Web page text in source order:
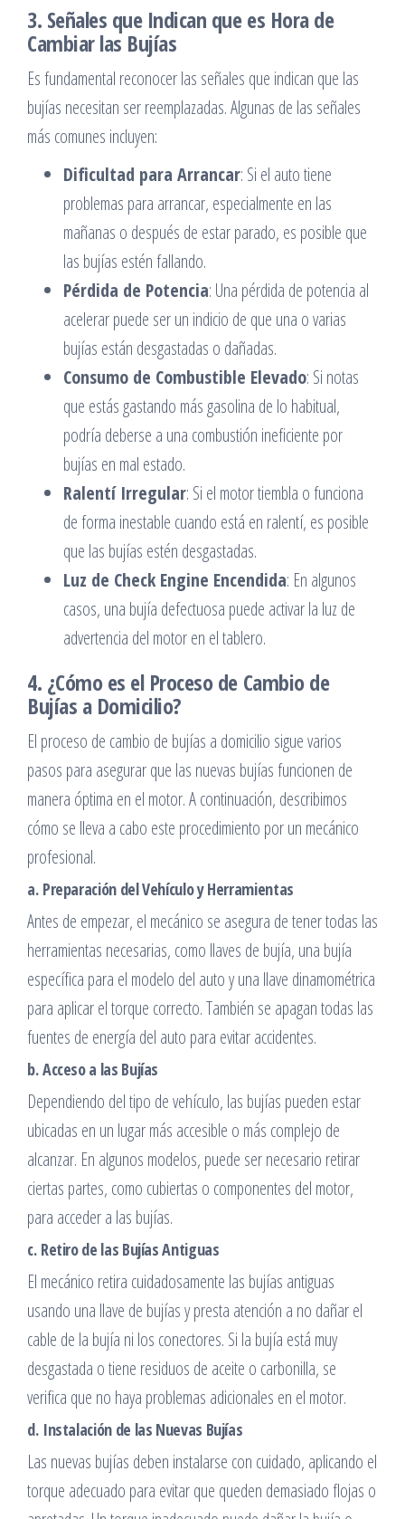
3. Señales que Indican que es Hora de
Cambiar las Bujías
Es fundamental reconocer las señales que indican que las
bujías necesitan ser reemplazadas. Algunas de las señales
más comunes incluyen:
Dificultad para Arrancar: Si el auto tiene
problemas para arrancar, especialmente en las
mañanas o después de estar parado, es posible que
las bujías estén fallando.
Pérdida de Potencia: Una pérdida de potencia al
acelerar puede ser un indicio de que una o varias
bujías están desgastadas o dañadas.
Consumo de Combustible Elevado: Si notas
que estás gastando más gasolina de lo habitual,
podría deberse a una combustión ineficiente por
bujías en mal estado.
Ralentí Irregular: Si el motor tiembla o funciona
de forma inestable cuando está en ralentí, es posible
que las bujías estén desgastadas.
Luz de Check Engine Encendida: En algunos
casos, una bujía defectuosa puede activar la luz de
advertencia del motor en el tablero.
4. ¿Cómo es el Proceso de Cambio de
Bujías a Domicilio?
El proceso de cambio de bujías a domicilio sigue varios
pasos para asegurar que las nuevas bujías funcionen de
manera óptima en el motor. A continuación, describimos
cómo se lleva a cabo este procedimiento por un mecánico
profesional.
a. Preparación del Vehículo y Herramientas
Antes de empezar, el mecánico se asegura de tener todas las
herramientas necesarias, como llaves de bujía, una bujía
específica para el modelo del auto y una llave dinamométrica
para aplicar el torque correcto. También se apagan todas las
fuentes de energía del auto para evitar accidentes.
b.Acceso a las Bujías
Dependiendo del tipo de vehículo, las bujías pueden estar
ubicadas en un lugar más accesible o más complejo de
alcanzar. En algunos modelos, puede ser necesario retirar
ciertas partes, como cubiertas o componentes del motor,
para acceder a las bujías.
c. Retiro de las Bujías Antiguas
El mecánico retira cuidadosamente las bujías antiguas
usando una llave de bujías y presta atención a no dañar el
cable de la bujía ni los conectores. Si la bujía está muy
desgastada o tiene residuos de aceite o carbonilla, se
verifica que no haya problemas adicionales en el motor.
d. Instalación de las Nuevas Bujías
Las nuevas bujías deben instalarse con cuidado, aplicando el
torque adecuado para evitar que queden demasiado flojas o